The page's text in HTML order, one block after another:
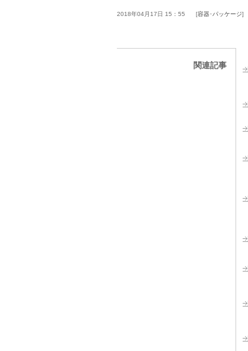
2018年04月17日 15：55 容器･パッケージ
関連記事